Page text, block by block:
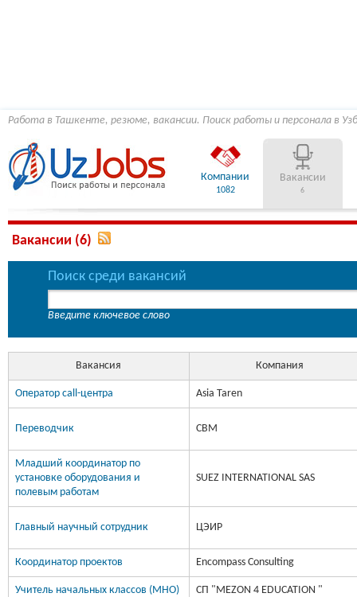
Работа в Ташкенте, резюме, вакансии. Поиск работы и персонала в
Компании
1082
Вакансии
6
Вакансии (6)
Поиск среди вакансий
Введите ключевое слово
Вакансия Компания
Оператор call-центра Asia Taren
Переводчик CBM
Младший координатор по
установке оборудования и
полевым работам
SUEZ INTERNATIONAL SAS
Главный научный сотрудник ЦЭИР
Координатор проектов Encompass Consulting
Учитель начальных классов (МНО) СП "MEZON 4 EDUCATION "